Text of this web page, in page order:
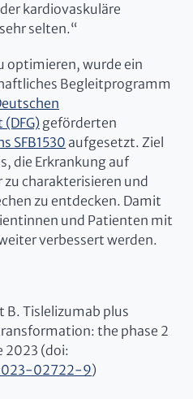
kardiovaskuläre
selten.“
optimieren, wurde ein
Begleitprogramm
geförderten
SFB1530 aufgesetzt. Ziel
die Erkrankung auf
charakterisieren und
zu entdecken. Damit
und Patienten mit
verbessert werden.
Tislelizumab plus
the phase 2
2023 (doi:
023-02722-9)